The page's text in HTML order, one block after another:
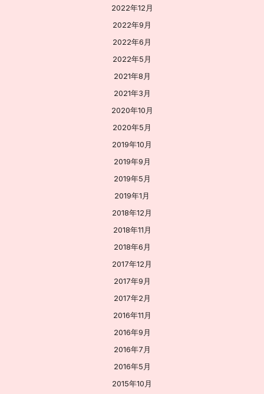
2022年12月
2022年9月
2022年6月
2022年5月
2021年8月
2021年3月
2020年10月
2020年5月
2019年10月
2019年9月
2019年5月
2019年1月
2018年12月
2018年11月
2018年6月
2017年12月
2017年9月
2017年2月
2016年11月
2016年9月
2016年7月
2016年5月
2015年10月